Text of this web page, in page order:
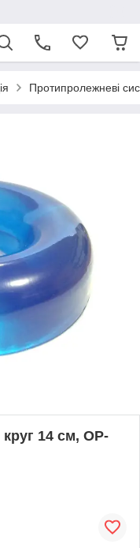
Протипролежневі
14 см, OP-